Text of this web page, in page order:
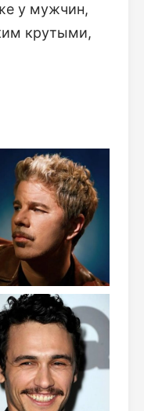
у мужчин,
крутыми,